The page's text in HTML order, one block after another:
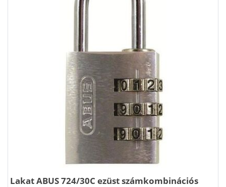
Lakat ABUS 724/30C ezüst számkombinációs